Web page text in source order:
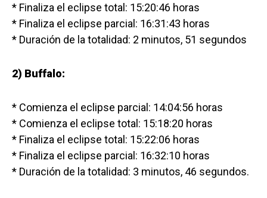
* Finaliza el eclipse total: 15:20:46 horas
* Finaliza el eclipse parcial: 16:31:43 horas
* Duración de la totalidad: 2 minutos, 51 segundos
2) Buffalo:
* Comienza el eclipse parcial: 14:04:56 horas
* Comienza el eclipse total: 15:18:20 horas
* Finaliza el eclipse total: 15:22:06 horas
* Finaliza el eclipse parcial: 16:32:10 horas
* Duración de la totalidad: 3 minutos, 46 segundos.